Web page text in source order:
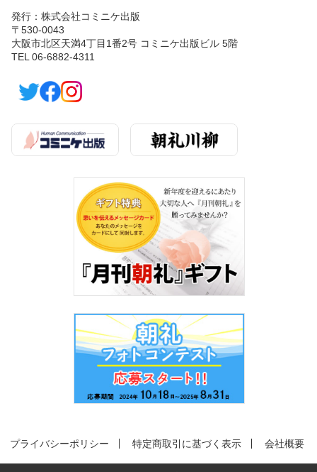
発行：株式会社コミニケ出版
〒530-0043
大阪市北区天満4丁目1番2号 コミニケ出版ビル 5階
TEL 06-6882-4311
プライバシーポリシー 特定商取引に基づく表示 会社概要